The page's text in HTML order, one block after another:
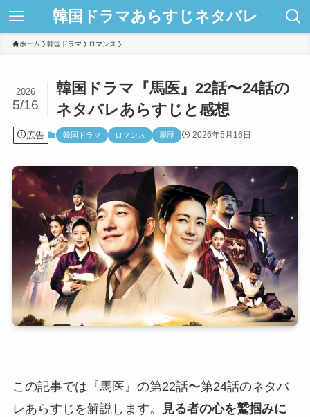
韓国ドラマあらすじネタバレ
ホーム 韓国ドラマ ロマンス
韓国ドラマ『馬医』22話〜24話の
ネタバレあらすじと感想
2026
5/16
広告 韓国ドラマ ロマンス 履歴 2026年5月16日
この記事では『馬医』の第22話〜第24話のネタバ
レあらすじを解説します。
見る者の心を鷲掴みに